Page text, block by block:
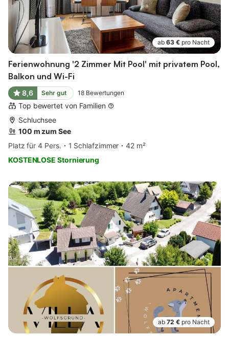
ab 63 € pro Nacht
Ferienwohnung '2 Zimmer Mit Pool' mit privatem Pool,
Balkon und Wi-Fi
8,6 Sehr gut 18 Bewertungen
Top bewertet von Familien
Schluchsee
100 m zum See
Platz für 4 Pers.
1 Schlafzimmer
42 m²
KOSTENLOSE Stornierung
ab 72 € pro Nacht